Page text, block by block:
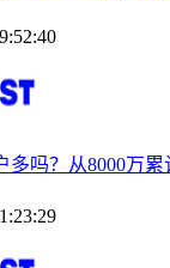
多吗？从8000万